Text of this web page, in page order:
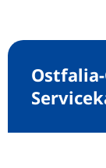
Ostfalia-